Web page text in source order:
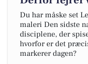
Du har måske set
maleri Den sidste
disciplene, der
hvorfor er det
markerer dagen?